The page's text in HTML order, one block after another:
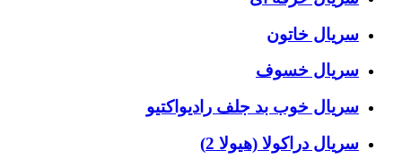
سریال خاتون
سریال خسوف
سریال خوب بد جلف رادیواکتیو
سریال دراکولا (هیولا 2)